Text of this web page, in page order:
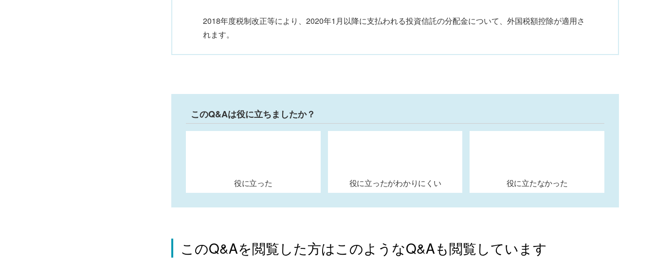
2018年度税制改正等により、2020年1月以降に支払われる投資信託の分配金について、外国税額控除が適用さ
れます。
このQ&Aは役に立ちましたか？
役に立った 役に立ったがわかりにくい 役に立たなかった
このQ&Aを閲覧した方はこのようなQ&Aも閲覧しています